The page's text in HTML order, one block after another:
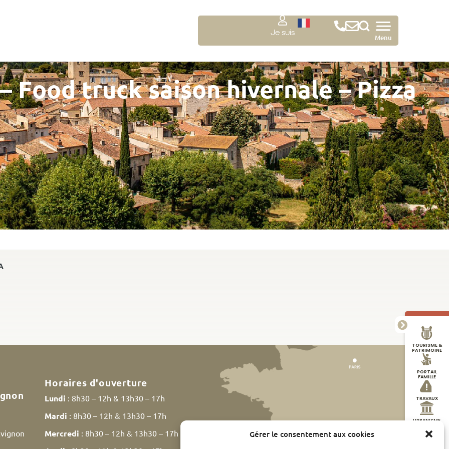
Gérer le consentement aux cookies
Menu
Je suis
Food truck saison hivernale – Pizza
TOURISME &
PATRIMOINE
PORTAIL
FAMILLE
TRAVAUX
URBANISME
Horaires d'ouverture
Lundi : 8h30 – 12h & 13h30 – 17h
Mardi : 8h30 – 12h & 13h30 – 17h
Mercredi : 8h30 – 12h & 13h30 – 17h